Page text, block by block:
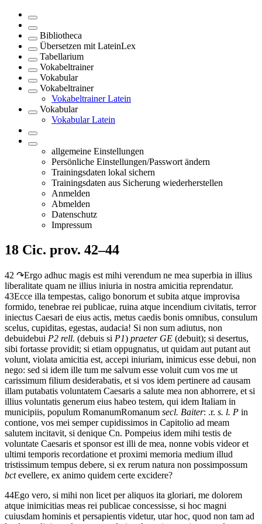
Bibliotheca
Übersetzen mit LateinLex
Tabellarium
Vokabeltrainer
Vokabular
Vokabeltrainer
Vokabeltrainer Latein
Vokabular
Vokabular Latein
allgemeine Einstellungen
Persönliche Einstellungen/Passwort ändern
Trainingsdaten lokal sichern
Trainingsdaten aus Sicherung wiederherstellen
Anmelden
Abmelden
Datenschutz
Impressum
18 Cic. prov. 42–44
42 ↷Ergo adhuc magis est mihi verendum ne mea superbia in illius
liberalitate quam ne illius iniuria in nostra amicitia reprendatur.
43Ecce illa tempestas, caligo bonorum et subita atque improvisa
formido, tenebrae rei publicae, ruina atque incendium civitatis, terror
iniectus Caesari de eius actis, metus caedis bonis omnibus, consulum
scelus, cupiditas, egestas, audacia! Si non sum adiutus, non
debuidebui P2 rell. (debuis si P1) praeter GE (debuit); si desertus,
sibi fortasse providit; si etiam oppugnatus, ut quidam aut putant aut
volunt, violata amicitia est, accepi iniuriam, inimicus esse debui, non
nego: sed si idem ille tum me salvum esse voluit cum vos me ut
carissimum filium desiderabatis, et si vos idem pertinere ad causam
illam putabatis voluntatem Caesaris a salute mea non abhorrere, et si
illius voluntatis generum eius habeo testem, qui idem Italiam in
municipiis, populum RomanumRomanum secl. Baiter: .r. s. l. P in
contione, vos mei semper cupidissimos in Capitolio ad meam
salutem incitavit, si denique Cn. Pompeius idem mihi testis de
voluntate Caesaris et sponsor est illi de mea, nonne vobis videor et
ultimi temporis recordatione et proximi memoria medium illud
tristissimum tempus debere, si ex rerum natura non possimpossum
bct evellere, ex animo quidem certe excidere?
44Ego vero, si mihi non licet per aliquos ita gloriari, me dolorem
atque inimicitias meas rei publicae concessisse, si hoc magni
cuiusdam hominis et persapientis videtur, utar hoc, quod non tam ad